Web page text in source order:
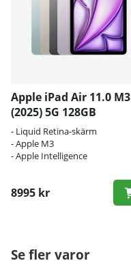
Apple iPad Air 11.0 M3
(2025) 5G 128GB
- Liquid Retina-skärm
- Apple M3
- Apple Intelligence
8995 kr
Se fler varor